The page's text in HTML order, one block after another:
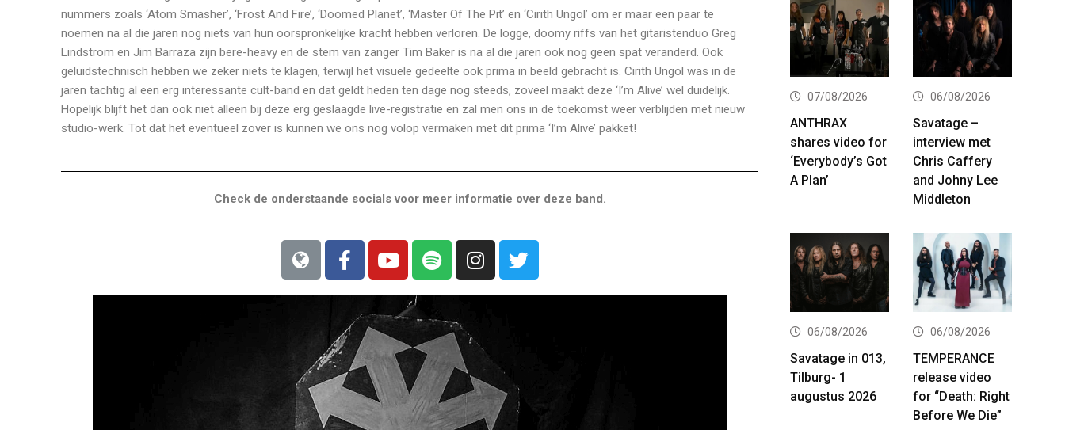
nummers zoals ‘Atom Smasher’, ‘Frost And Fire’, ‘Doomed Planet’, ‘Master Of The Pit’ en ‘Cirith Ungol’ om er maar een paar te
noemen na al die jaren nog niets van hun oorspronkelijke kracht hebben verloren. De logge, doomy riffs van het gitaristenduo Greg
Lindstrom en Jim Barraza zijn bere-heavy en de stem van zanger Tim Baker is na al die jaren ook nog geen spat veranderd. Ook
geluidstechnisch hebben we zeker niets te klagen, terwijl het visuele gedeelte ook prima in beeld gebracht is. Cirith Ungol was in de
jaren tachtig al een erg interessante cult-band en dat geldt heden ten dage nog steeds, zoveel maakt deze ‘I’m Alive’ wel duidelijk.
Hopelijk blijft het dan ook niet alleen bij deze erg geslaagde live-registratie en zal men ons in de toekomst weer verblijden met nieuw
studio-werk. Tot dat het eventueel zover is kunnen we ons nog volop vermaken met dit prima ‘I’m Alive’ pakket!
Check de onderstaande socials voor meer informatie over deze band.
07/08/2026
ANTHRAX
shares video for
‘Everybody’s Got
A Plan’
06/08/2026
Savatage –
interview met
Chris Caffery
and Johny Lee
Middleton
06/08/2026
Savatage in 013,
Tilburg- 1
augustus 2026
06/08/2026
TEMPERANCE
release video
for “Death: Right
Before We Die”